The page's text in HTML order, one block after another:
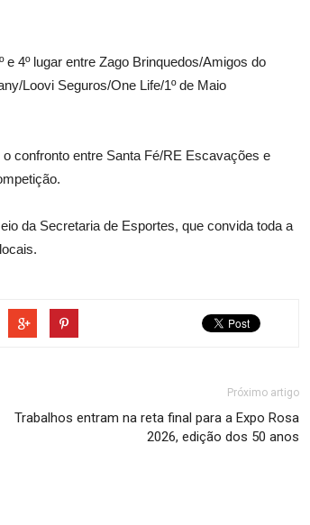
4º lugar entre Zago Brinquedos/Amigos do
Loovi Seguros/One Life/1º de Maio
confronto entre Santa Fé/RE Escavações e
da Secretaria de Esportes, que convida toda a
Próximo artigo
Trabalhos entram na reta final para a Expo Rosa
2026, edição dos 50 anos